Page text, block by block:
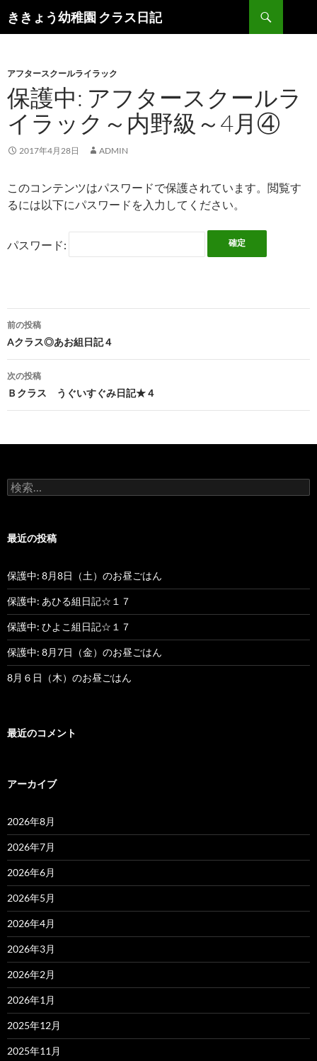
ききょう幼稚園 クラス日記
索
ン
ツ
へ
ス
ッ
アフタースクールライラック
保護中: アフタースクールラ
イラック～内野級～4月④
2017年4月28日 ADMIN
このコンテンツはパスワードで保護されています。閲覧す
るには以下にパスワードを入力してください。
パスワード:
投
稿
ナ
ゲ
シ
ン
前の投稿
Aクラス◎あお組日記４
次の投稿
Ｂクラス うぐいすぐみ日記★４
検
索
最近の投稿
保護中: 8月8日（土）のお昼ごはん
保護中: あひる組日記☆１７
保護中: ひよこ組日記☆１７
保護中: 8月7日（金）のお昼ごはん
8月６日（木）のお昼ごはん
最近のコメント
アーカイブ
2026年8月
2026年7月
2026年6月
2026年5月
2026年4月
2026年3月
2026年2月
2026年1月
2025年12月
2025年11月